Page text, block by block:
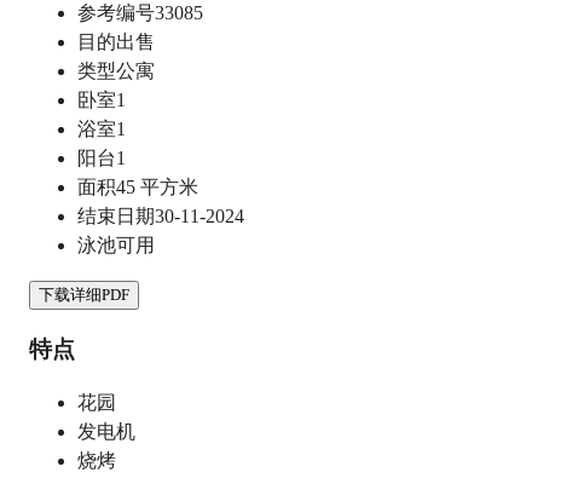
参考编号33085
目的出售
类型公寓
卧室1
浴室1
阳台1
面积45 平方米
结束日期30-11-2024
泳池可用
下载详细PDF
特点
花园
发电机
烧烤